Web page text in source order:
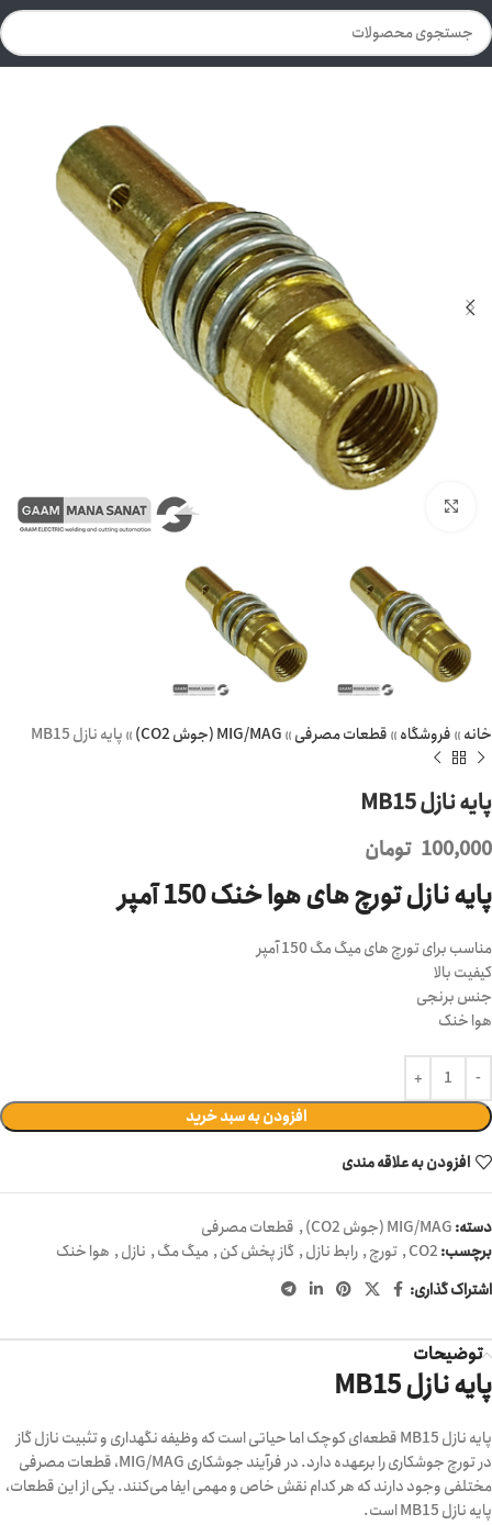
خانه»فروشگاه»قطعات مصرفی»MIG/MAG (جوش CO2) »پایه نازل MB15
پایه نازل MB15
100,000 تومان
پایه نازل تورچ های هوا خنک 150 آمپر
مناسب برای تورچ های میگ مگ 150 آمپر
کیفیت بالا
جنس برنجی
هوا خنک
افزودن به سبد خرید
افزودن به علاقه مندی
دسته:MIG/MAG (جوش CO2) , قطعات مصرفی
برچسب:CO2
, تورچ, رابط نازل, گاز پخش کن, میگ مگ, نازل, هوا خنک
اشتراک گذاری:
توضیحات
پایه نازل MB15
پایه نازل MB15 قطعه‌ای کوچک اما حیاتی است که وظیفه نگهداری و تثبیت نازل گاز
در تورچ جوشکاری را برعهده دارد. در فرآیند جوشکاری MIG/MAG، قطعات مصرفی
مختلفی وجود دارند که هر کدام نقش خاص و مهمی ایفا می‌کنند. یکی از این قطعات،
پایه نازل MB15 است.